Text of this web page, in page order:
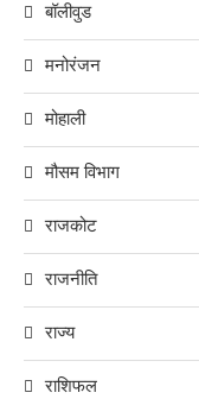
बॉलीवुड
मनोरंजन
मोहाली
मौसम विभाग
राजकोट
राजनीति
राज्य
राशिफल